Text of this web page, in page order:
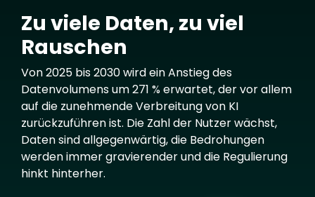
Zu viele Daten, zu viel
Rauschen
Von 2025 bis 2030 wird ein Anstieg des
Datenvolumens um 271 % erwartet, der vor allem
auf die zunehmende Verbreitung von KI
zurückzuführen ist. Die Zahl der Nutzer wächst,
Daten sind allgegenwärtig, die Bedrohungen
werden immer gravierender und die Regulierung
hinkt hinterher.